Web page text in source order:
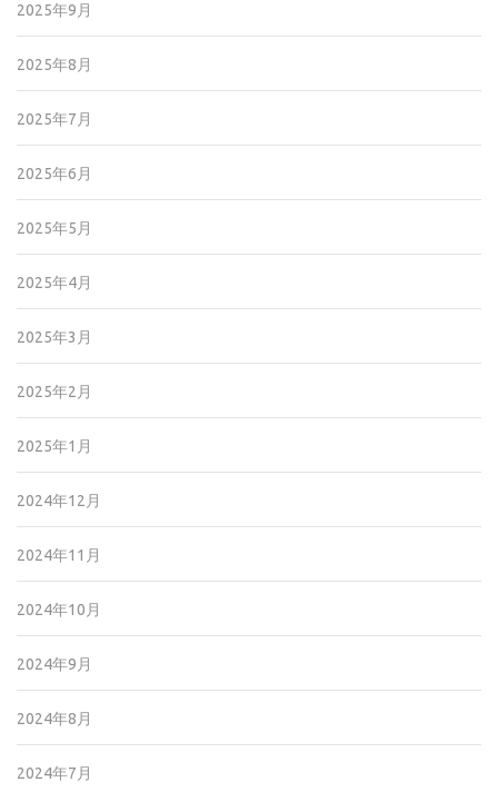
2025年9月
2025年8月
2025年7月
2025年6月
2025年5月
2025年4月
2025年3月
2025年2月
2025年1月
2024年12月
2024年11月
2024年10月
2024年9月
2024年8月
2024年7月